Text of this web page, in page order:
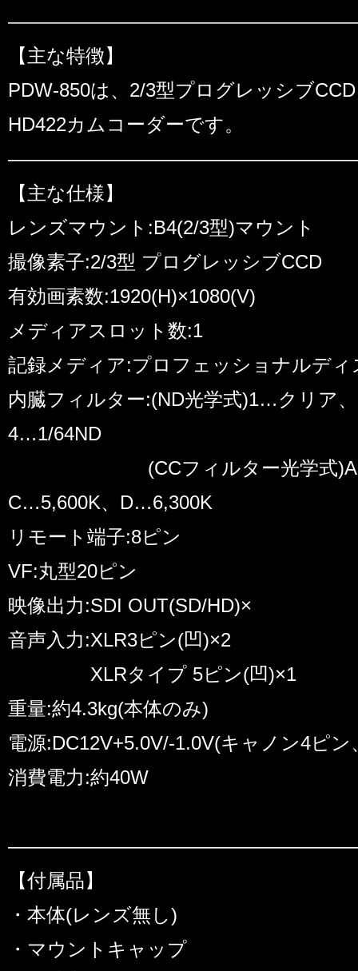
【主な特徴】
PDW-850は、2/3型プログレッシブ
HD422カムコーダーです。
【主な仕様】
レンズマウント:B4(2/3型)マウント
撮像素子:2/3型 プログレッシブCCD
有効画素数:1920(H)×1080(V)
メディアスロット数:1
記録メディア:プロフェッショナルディ
内臓フィルター:(ND光学式)1…クリア
4…1/64ND
(CCフィルター光学式
C…5,600K、D…6,300K
リモート端子:8ピン
VF:丸型20ピン
映像出力:SDI OUT(SD/HD)×
音声入力:XLR3ピン(凹)×2
XLRタイプ 5ピン(凹)×1
重量:約4.3kg(本体のみ)
電源:DC12V+5.0V/-1.0V(キャノン4ピ
消費電力:約40W
【付属品】
・本体(レンズ無し)
・マウントキャップ